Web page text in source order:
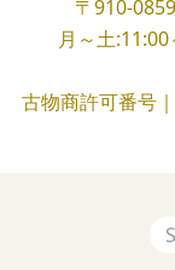
〒910-0859
月～土
古物商許可番号